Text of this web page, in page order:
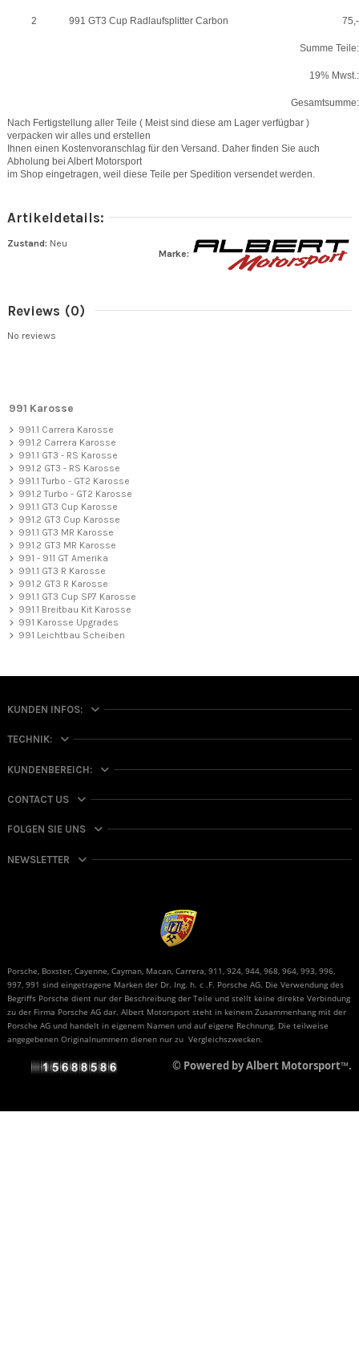
2 991 GT3 Cup Radlaufsplitter Carbon 75,-
Summe Teile:
19% Mwst.:
Gesamtsumme:
Nach Fertigstellung aller Teile ( Meist sind diese am Lager verfügbar )
verpacken wir alles und erstellen
Ihnen einen Kostenvoranschlag für den Versand. Daher finden Sie auch
Abholung bei Albert Motorsport
im Shop eingetragen, weil diese Teile per Spedition versendet werden.
Artikeldetails:
Marke:
Zustand: Neu
Reviews (0)
No reviews
991 Karosse
991.1 Carrera Karosse
991.2 Carrera Karosse
991.1 GT3 - RS Karosse
991.2 GT3 - RS Karosse
991.1 Turbo - GT2 Karosse
991.2 Turbo - GT2 Karosse
991.1 GT3 Cup Karosse
991.2 GT3 Cup Karosse
991.1 GT3 MR Karosse
991.2 GT3 MR Karosse
991 - 911 GT Amerika
991.1 GT3 R Karosse
991.2 GT3 R Karosse
991.1 GT3 Cup SP7 Karosse
991.1 Breitbau Kit Karosse
991 Karosse Upgrades
991 Leichtbau Scheiben
KUNDEN INFOS:
TECHNIK:
KUNDENBEREICH:
CONTACT US
FOLGEN SIE UNS
NEWSLETTER
Porsche, Boxster, Cayenne, Cayman, Macan, Carrera, 911, 924, 944, 968, 964, 993, 996,
997, 991 sind eingetragene Marken der Dr. Ing. h. c .F. Porsche AG. Die Verwendung des
Begriffs Porsche dient nur der Beschreibung der Teile und stellt keine direkte Verbindung
zu der Firma Porsche AG dar. Albert Motorsport steht in keinem Zusammenhang mit der
Porsche AG und handelt in eigenem Namen und auf eigene Rechnung. Die teilweise
angegebenen Originalnummern dienen nur zu Vergleichszwecken.
© Powered by Albert Motorsport™.